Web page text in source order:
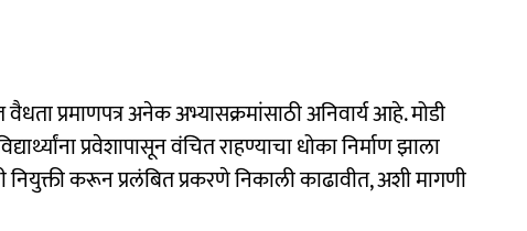
प्रमाणपत्र अनेक अभ्यासक्रमांसाठी अनिवार्य आहे. मोडी
प्रवेशापासून वंचित राहण्याचा धोका निर्माण झाला
नियुक्ती करून प्रलंबित प्रकरणे निकाली काढावीत, अशी मागणी